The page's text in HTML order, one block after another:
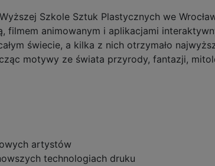
Szkole Sztuk Plastycznych we
filmem animowanym i aplikacjami
świecie, a kilka z nich otrzymało
motywy ze świata przyrody, fantazji,
artystów
technologiach druku